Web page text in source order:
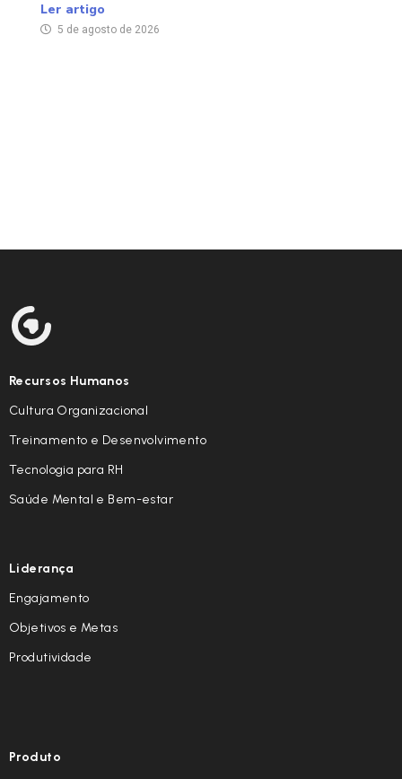
Ler artigo
5 de agosto de 2026
Recursos Humanos
Cultura Organizacional
Treinamento e Desenvolvimento
Tecnologia para RH
Saúde Mental e Bem-estar
Liderança
Engajamento
Objetivos e Metas
Produtividade
Produto